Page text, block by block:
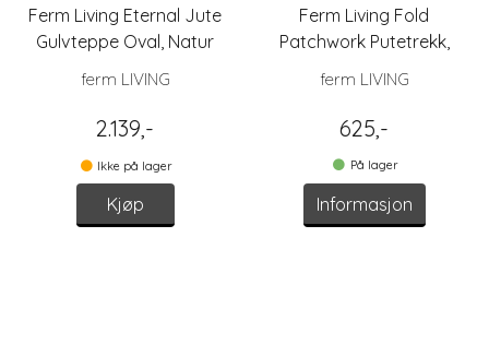
Ferm Living Eternal Jute
Gulvteppe Oval, Natur
ferm LIVING
2.139,-
Ikke på lager
Kjøp
Ferm Living Fold
Patchwork Putetrekk,
ferm LIVING
625,-
På lager
Informasjon